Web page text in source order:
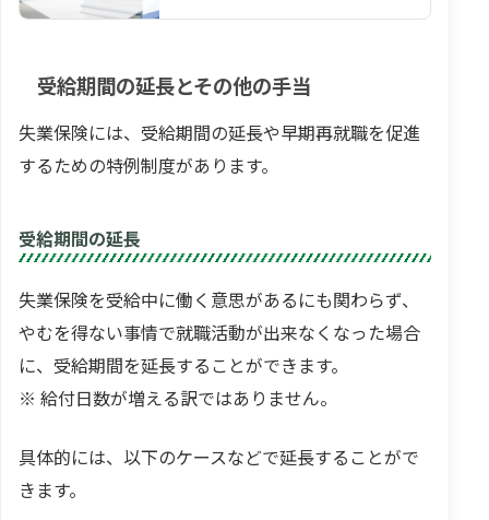
間と収入 によって金額が決まりま
受給期間の延長とその他の手当
失業保険には、受給期間の延長や早期再就職を促進
するための特例制度があります。
受給期間の延長
失業保険を受給中に働く意思があるにも関わらず、
やむを得ない事情で就職活動が出来なくなった場合
に、受給期間を延長することができます。
※ 給付日数が増える訳ではありません。
具体的には、以下のケースなどで延長することがで
きます。